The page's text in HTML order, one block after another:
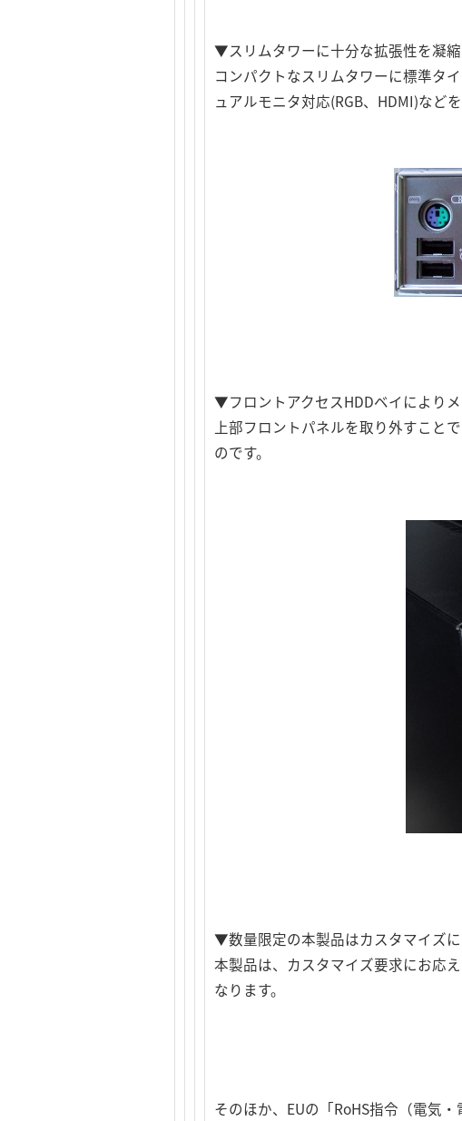
▼スリムタワーに十分な拡張性を凝縮
コンパクトなスリムタワーに標準タ
ュアルモニタ対応(RGB、HDMI)など
▼フロントアクセスHDDベイにより
上部フロントパネルを取り外すこと
のです。
▼数量限定の本製品はカスタマイズ
本製品は、カスタマイズ要求にお応
なります。
そのほか、EUの「RoHS指令（電気